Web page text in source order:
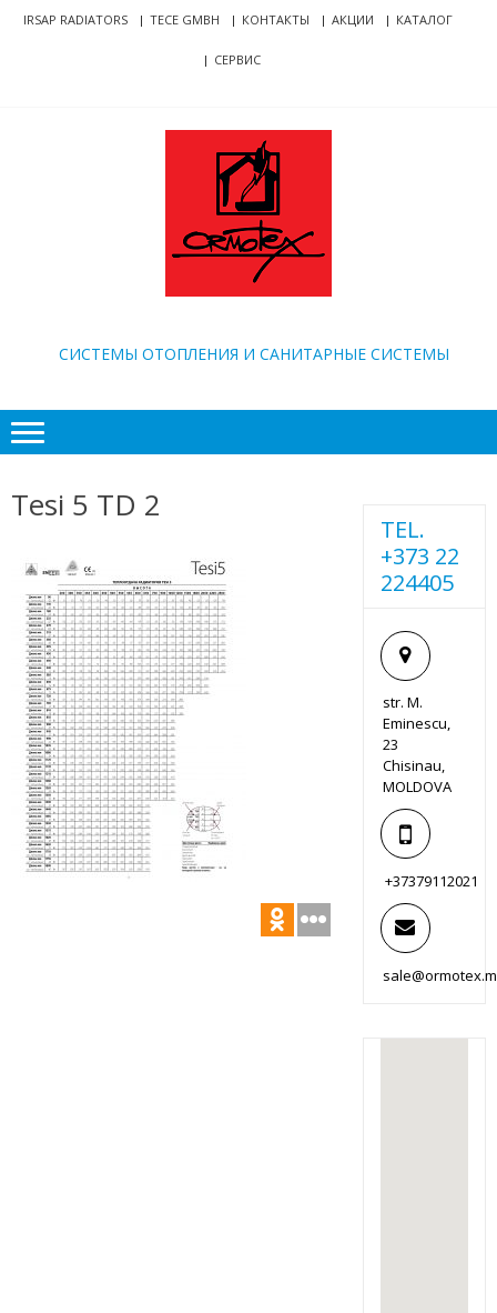
Skip
SkipIRSAP RADIATORS TECE GMBH КОНТАКТЫ АКЦИИ КАТАЛОГ
СЕРВИС
CИСТЕМЫ ОТОПЛЕНИЯ И САНИТАРНЫЕ СИСТЕМЫ
Tesi 5 TD 2
TEL.
+373 22
224405
str. M.
Eminescu,
23
Chisinau,
MOLDOVA
+37379112021